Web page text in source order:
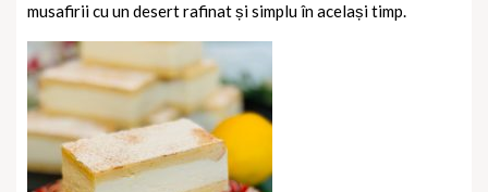
musafirii cu un desert rafinat și simplu în același timp.